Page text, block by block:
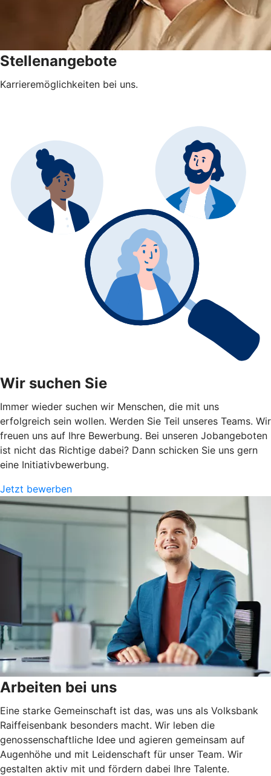
Stellenangebote
Karrieremöglichkeiten bei uns.
Wir suchen Sie
Immer wieder suchen wir Menschen, die mit uns
erfolgreich sein wollen. Werden Sie Teil unseres Teams. Wir
freuen uns auf Ihre Bewerbung. Bei unseren Jobangeboten
ist nicht das Richtige dabei? Dann schicken Sie uns gern
eine Initiativbewerbung.
Jetzt bewerben
Arbeiten bei uns
Eine starke Gemeinschaft ist das, was uns als Volksbank
Raiffeisenbank besonders macht. Wir leben die
genossenschaftliche Idee und agieren gemeinsam auf
Augenhöhe und mit Leidenschaft für unser Team. Wir
gestalten aktiv mit und fördern dabei Ihre Talente.